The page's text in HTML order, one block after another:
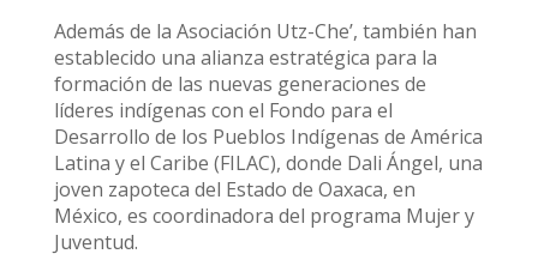
Además de la Asociación Utz-Che’, también han
establecido una alianza estratégica para la
formación de las nuevas generaciones de
líderes indígenas con el Fondo para el
Desarrollo de los Pueblos Indígenas de América
Latina y el Caribe (FILAC), donde Dali Ángel, una
joven zapoteca del Estado de Oaxaca, en
México, es coordinadora del programa Mujer y
Juventud.